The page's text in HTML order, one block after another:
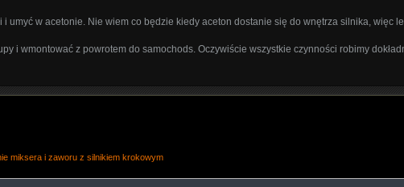
i umyć w acetonie. Nie wiem co będzie kiedy aceton dostanie się do wnętrza silnika, więc
i wmontować z powrotem do samochods. Oczywiście wszystkie czynności robimy
miksera i zaworu z silnikiem krokowym